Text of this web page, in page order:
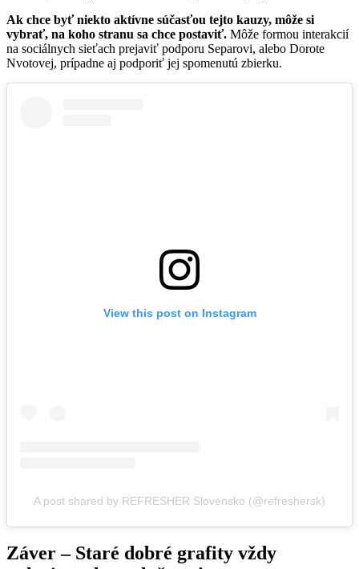
Ak chce byť niekto aktívne súčasťou tejto kauzy, môže si
vybrať, na koho stranu sa chce postaviť. Môže formou interakcií
na sociálnych sieťach prejaviť podporu Separovi, alebo Dorote
Nvotovej, prípadne aj podporiť jej spomenutú zbierku.
View this post on Instagram
A post shared by REFRESHER Slovensko (@refreshersk)
Záver – Staré dobré grafity vždy